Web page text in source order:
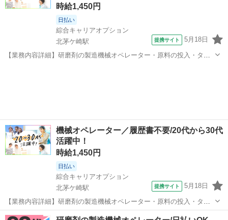
時給1,450円
日払い
綜合キャリアオプション
北茅ケ崎駅
提携サイト 5月18日
【業務内容詳細】研磨剤の製造機械オペレーター・原料の投入・タッ
機械オペレーター／履歴書不要/20代から30代
活躍中！
時給1,450円
日払い
綜合キャリアオプション
北茅ケ崎駅
提携サイト 5月18日
【業務内容詳細】研磨剤の製造機械オペレーター・原料の投入・タッ
チパネルでの機械操作・製品サンプルの採取・分析作業(特殊な経験は
神奈川 茅ヶ崎市 北茅ケ崎駅